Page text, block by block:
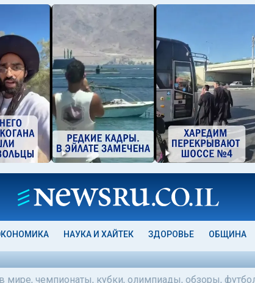
НАУКА И ХАЙТЕК ЗДОРОВЬЕ ОБЩИНА
мире, чемпионаты, кубки, олимпиады, обзоры,